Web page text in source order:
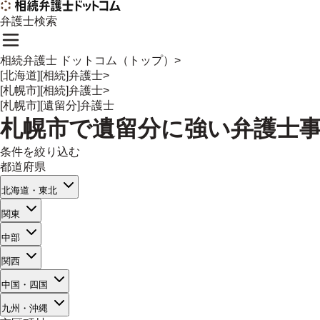
弁護士検索
相続弁護士 ドットコム（トップ） >
[北海道][相続]弁護士>
[札幌市][相続]弁護士>
[札幌市][遺留分]弁護士
札幌市で遺留分に強い弁護士
条件を絞り込む
都道府県
北海道・東北
関東
中部
関西
中国・四国
九州・沖縄